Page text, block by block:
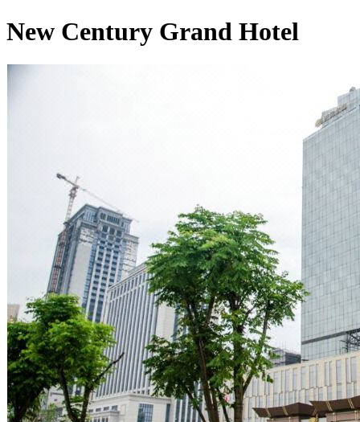
New Century Grand Hotel